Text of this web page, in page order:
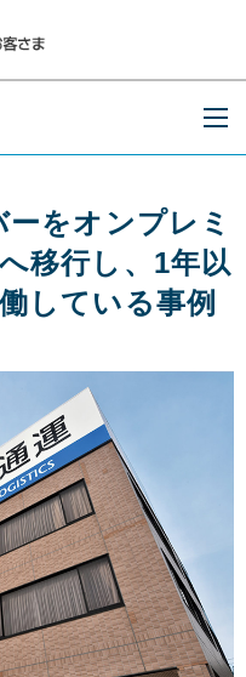
をオンプレミ
移行し、1年以
している事例